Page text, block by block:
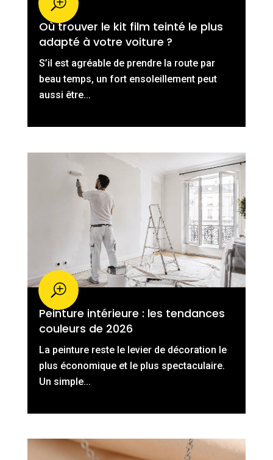
Où trouver le kit film teinté le plus
adapté à votre voiture ?
S’il est agréable de prendre la route par
beau temps, un fort ensoleillement peut
aussi être...
Peinture intérieure : les tendances
couleurs de 2026
La peinture reste le levier de décoration le
plus économique et le plus spectaculaire.
Un simple...